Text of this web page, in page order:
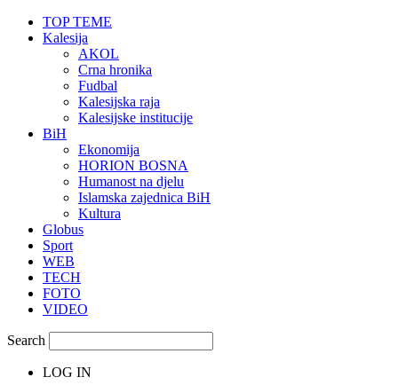
TOP TEME
Kalesija
AKOL
Crna hronika
Fudbal
Kalesijska raja
Kalesijske institucije
BiH
Ekonomija
HORION BOSNA
Humanost na djelu
Islamska zajednica BiH
Kultura
Globus
Sport
WEB
TECH
FOTO
VIDEO
Search
LOG IN